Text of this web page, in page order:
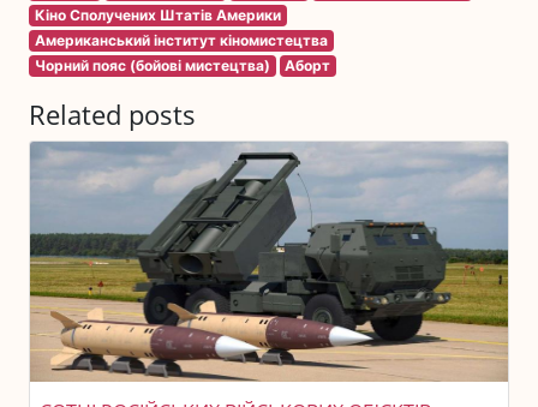
Кіно Сполучених Штатів Америки
Американський інститут кіномистецтва
Чорний пояс (бойові мистецтва)
Аборт
Related posts